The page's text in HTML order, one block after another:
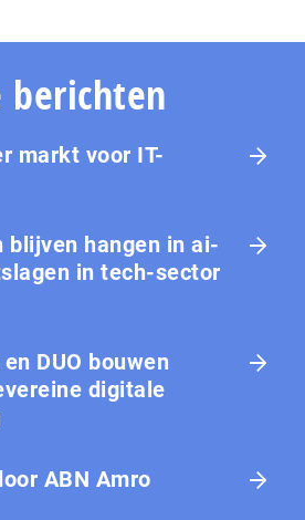
berichten
markt voor IT-
blijven hangen in ai-
in tech-sector
DUO bouwen
digitale
ABN Amro